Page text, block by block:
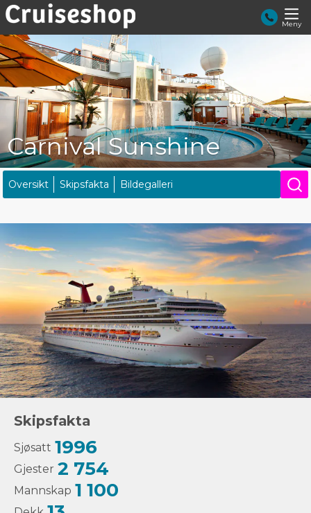
Meny
Carnival Sunshine
Oversikt Skipsfakta Bildegalleri
Skipsfakta
Sjøsatt 1996
Gjester 2 754
Mannskap 1 100